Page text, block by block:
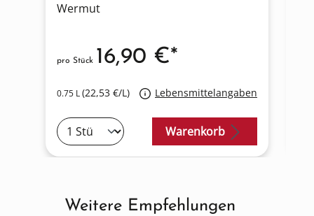
Wermut
0.75 L(22,53 €/L) Lebensmittelangaben
pro Stück 16,90 €*
Warenkorb
Produktgalerie überspringen
Weitere Empfehlungen